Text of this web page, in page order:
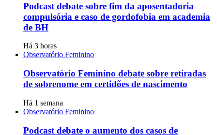
Podcast debate sobre fim da aposentadoria
compulsória e caso de gordofobia em academia
de BH
Há 3 horas
Observatório Feminino
Observatório Feminino debate sobre retiradas
de sobrenome em certidões de nascimento
Há 1 semana
Observatório Feminino
Podcast debate o aumento dos casos de